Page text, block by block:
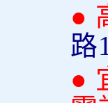
●
路
●